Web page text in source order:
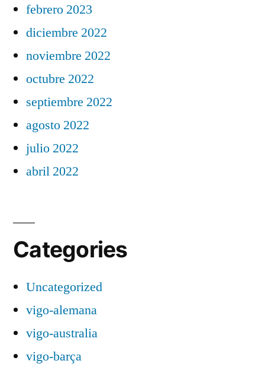
febrero 2023
diciembre 2022
noviembre 2022
octubre 2022
septiembre 2022
agosto 2022
julio 2022
abril 2022
Categories
Uncategorized
vigo-alemana
vigo-australia
vigo-barça